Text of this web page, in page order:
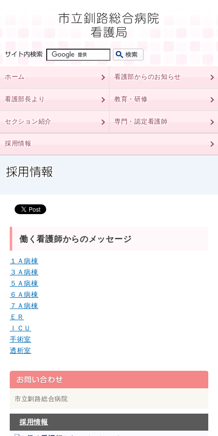
ホーム 看護部からのお知らせ
看護部長より 教育・研修
セクション紹介 専門・認定看護師
採用情報
働く看護師からのメッセージ
１Ａ病棟
３Ａ病棟
５Ａ病棟
６Ａ病棟
７Ａ病棟
ＥＲ
ＩＣＵ
手術室
透析室
市立釧路総合病院
採用情報